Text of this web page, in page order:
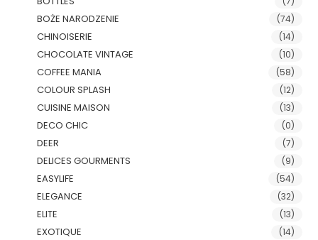
BOŻE NARODZENIE (74)
CHINOISERIE (14)
CHOCOLATE VINTAGE (10)
COFFEE MANIA (58)
COLOUR SPLASH (12)
CUISINE MAISON (13)
DECO CHIC (0)
DEER (7)
DELICES GOURMENTS (9)
EASYLIFE (54)
ELEGANCE (32)
ELITE (13)
EXOTIQUE (14)